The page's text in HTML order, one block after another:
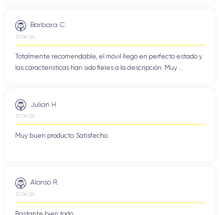
Barbara C.
27/06/26
Totalmente recomendable, el móvil llegó en perfecto estado y
las características han sido fieles a la descripción. Muy ...
Julian H.
27/06/26
Muy buen producto. Satisfecho.
Alonso R.
27/06/26
Bastante bien todo ,